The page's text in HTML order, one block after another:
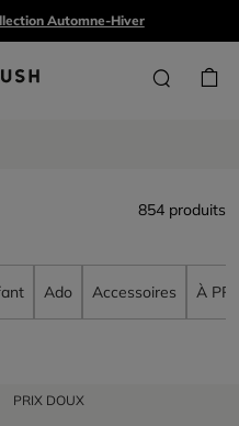
Automne-Hiver
854 produits
Ado Accessoires À
PRIX DOUX